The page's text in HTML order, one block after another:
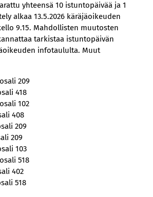
yhteensä 10 istuntopäivää ja 1
alkaa 13.5.2026 käräjäoikeuden
9.15. Mahdollisten muutosten
tarkistaa istuntopäivän
infotaululta. Muut
209
418
102
408
209
209
103
518
402
518